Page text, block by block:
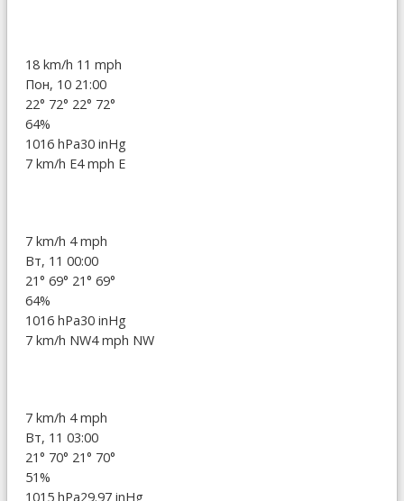
18 km/h 11 mph
Пон, 10 21:00
22° 72° 22° 72°
64%
1016 hPa30 inHg
7 km/h E4 mph E
7 km/h 4 mph
Вт, 11 00:00
21° 69° 21° 69°
64%
1016 hPa30 inHg
7 km/h NW4 mph NW
7 km/h 4 mph
Вт, 11 03:00
21° 70° 21° 70°
51%
1015 hPa29.97 inHg